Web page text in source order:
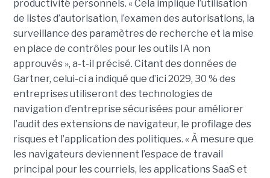
productivité personnels. « Cela implique l’utilisation
de listes d’autorisation, l’examen des autorisations, la
surveillance des paramètres de recherche et la mise
en place de contrôles pour les outils IA non
approuvés », a-t-il précisé. Citant des données de
Gartner, celui-ci a indiqué que d’ici 2029, 30 % des
entreprises utiliseront des technologies de
navigation d’entreprise sécurisées pour améliorer
l’audit des extensions de navigateur, le profilage des
risques et l’application des politiques. « À mesure que
les navigateurs deviennent l’espace de travail
principal pour les courriels, les applications SaaS et